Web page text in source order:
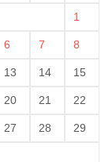
1
6 7 8
13 14 15
20 21 22
27 28 29